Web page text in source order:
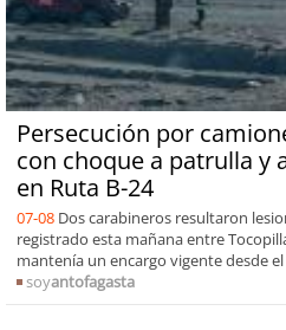
Persecución por
con choque a patrulla y
en Ruta B-24
07-08 Dos carabineros resultaron
registrado esta mañana entre
mantenía un encargo vigente desde
soyantofagasta